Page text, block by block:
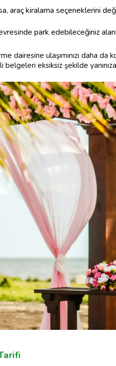
araç kiralama seçeneklerini
park edebileceğiniz
dairesine ulaşımınızı daha da
belgeleri eksiksiz şekilde